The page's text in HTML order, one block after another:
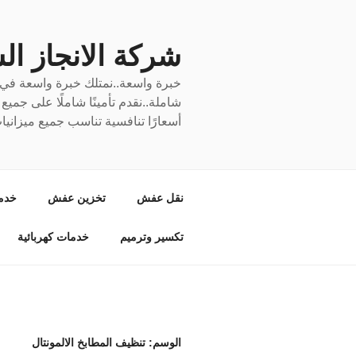
شركة الانجاز
خبرة واسعة..نمتلك خبرة واسعة في
شاملة..نقدم تأمينًا شاملًا على
أسعارًا تنافسية تناسب جميع
نقل عفش تخزين عفش
تكسير وترميم خدمات كهربائية
الوسم: تنظيف المطابخ الالمونتال